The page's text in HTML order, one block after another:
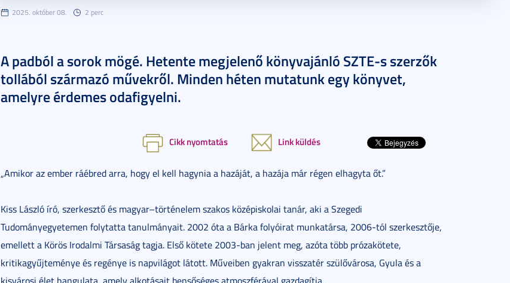
2025. október 08. 2 perc
A padból a sorok mögé. Hetente megjelenő könyvajánló SZTE-s szerzők
tollából származó művekről. Minden héten mutatunk egy könyvet,
amelyre érdemes odafigyelni.
Cikk nyomtatás Link küldés
„Amikor az ember ráébred arra, hogy el kell hagynia a hazáját, a hazája már régen elhagyta őt.”
Kiss László író, szerkesztő és magyar–történelem szakos középiskolai tanár, aki a Szegedi
Tudományegyetemen folytatta tanulmányait. 2002 óta a Bárka folyóirat munkatársa, 2006-tól szerkesztője,
emellett a Körös Irodalmi Társaság tagja. Első kötete 2003-ban jelent meg, azóta több prózakötete,
kritikagyűjteménye és regénye is napvilágot látott. Műveiben gyakran visszatér szülővárosa, Gyula és a